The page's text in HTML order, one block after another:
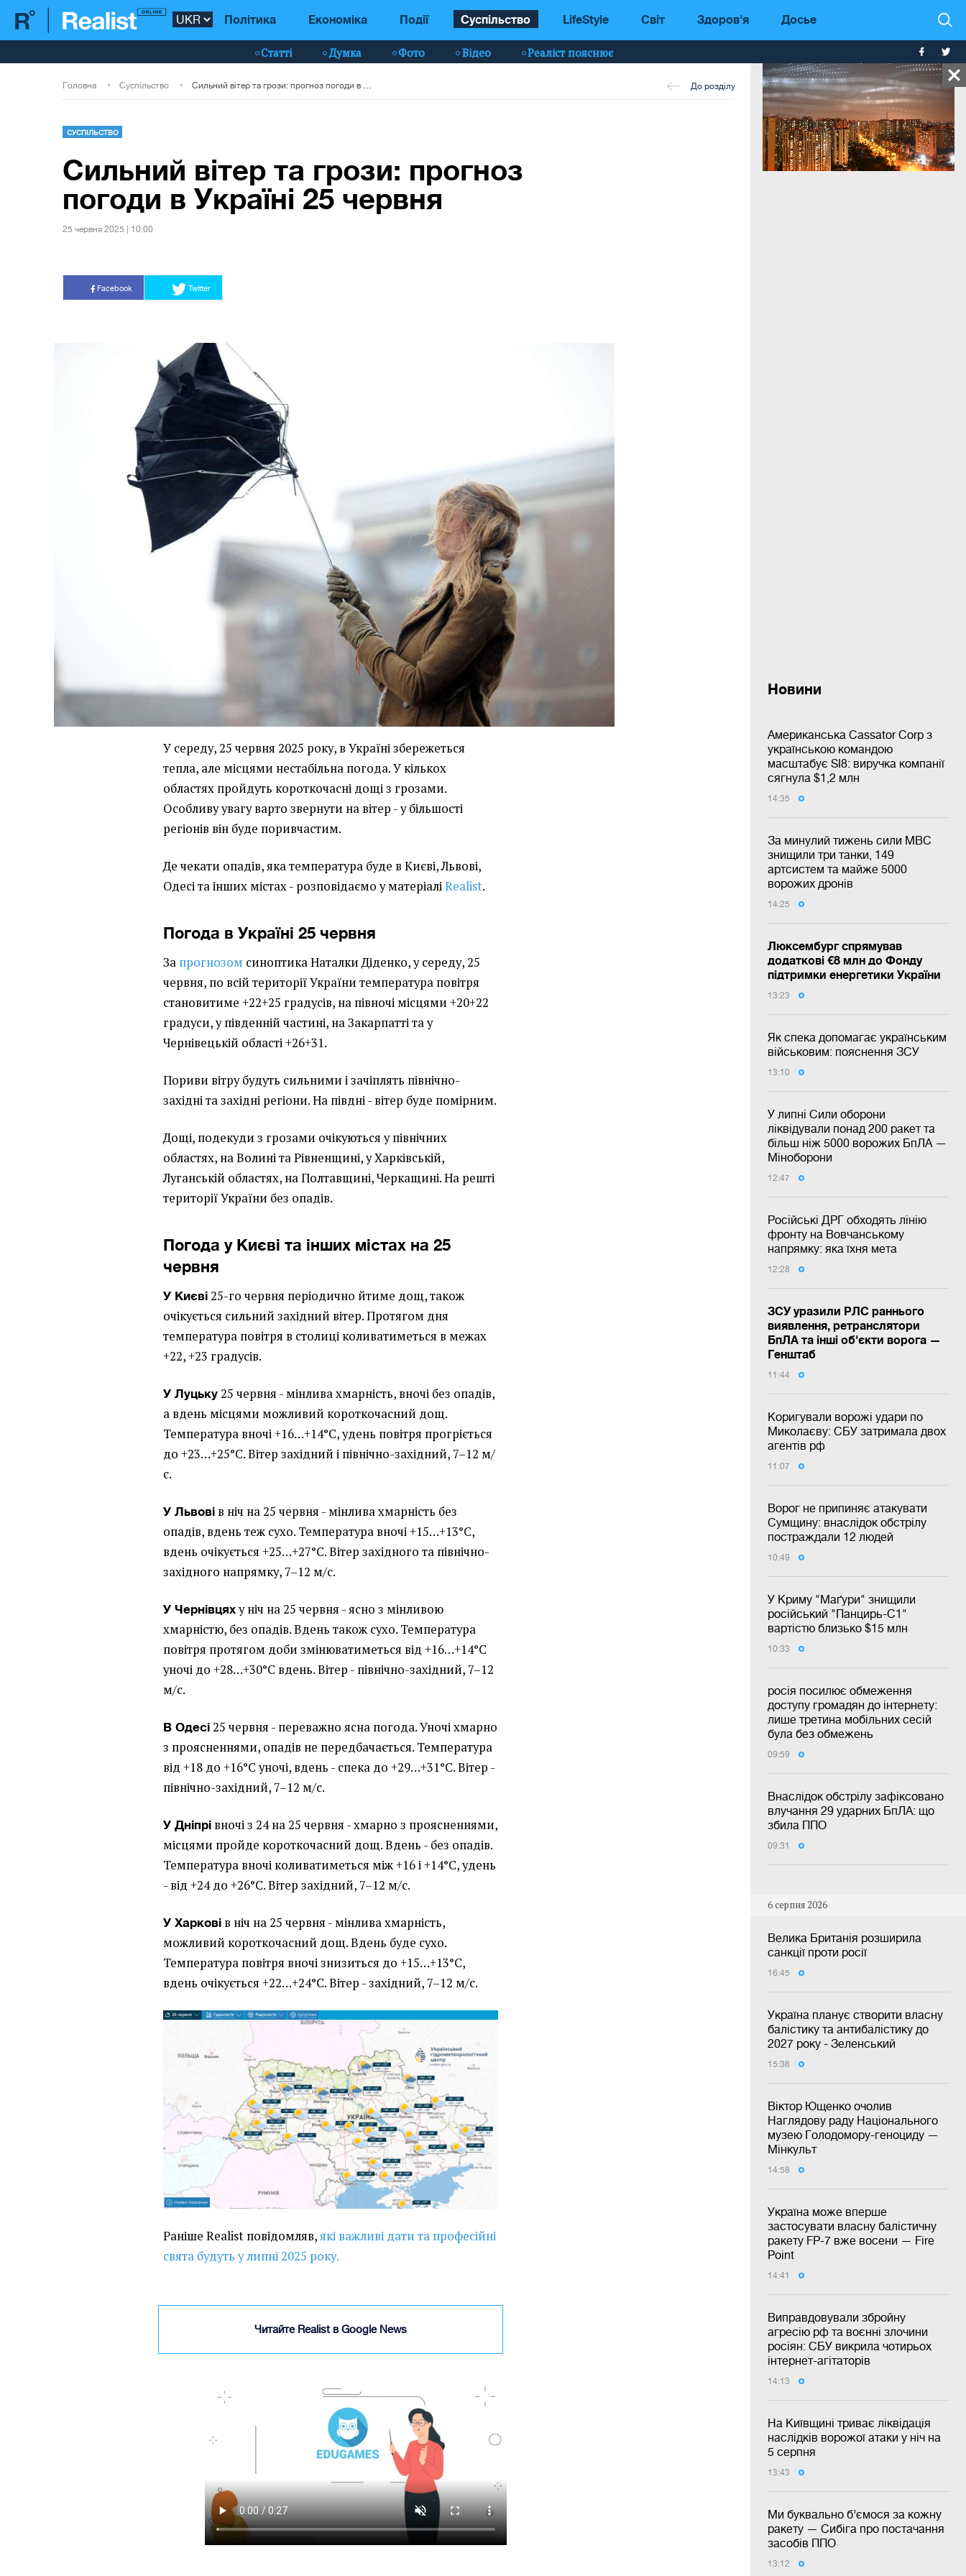
Політика Економіка Події Суспільство LifeStyle Світ Здоров'я Досье
Статті Думка Фото Відео Реаліст пояснює
Новини
Американська Cassator Corp з
українською командою
масштабує SI8: виручка компанії
сягнула $1,2 млн
14:35
За минулий тижень сили МВС
знищили три танки, 149
артсистем та майже 5000
ворожих дронів
14:25
Люксембург спрямував
додаткові €8 млн до Фонду
підтримки енергетики України
13:23
Як спека допомагає українським
військовим: пояснення ЗСУ
13:10
У липні Сили оборони
ліквідували понад 200 ракет та
більш ніж 5000 ворожих БпЛА —
Міноборони
12:47
Російські ДРГ обходять лінію
фронту на Вовчанському
напрямку: яка їхня мета
12:28
ЗСУ уразили РЛС раннього
виявлення, ретранслятори
БпЛА та інші об'єкти ворога —
Генштаб
11:44
Коригували ворожі удари по
Миколаєву: СБУ затримала двох
агентів рф
11:07
Ворог не припиняє атакувати
Сумщину: внаслідок обстрілу
постраждали 12 людей
10:49
У Криму "Маґури" знищили
російський "Панцирь-С1"
вартістю близько $15 млн
10:33
росія посилює обмеження
доступу громадян до інтернету:
лише третина мобільних сесій
була без обмежень
09:59
Внаслідок обстрілу зафіксовано
влучання 29 ударних БпЛА: що
збила ППО
09:31
6 серпня 2026
Велика Британія розширила
санкції проти росії
16:45
Україна планує створити власну
балістику та антибалістику до
2027 року - Зеленський
15:38
Віктор Ющенко очолив
Наглядову раду Національного
музею Голодомору-геноциду —
Мінкульт
14:58
Україна може вперше
застосувати власну балістичну
ракету FP-7 вже восени — Fire
Point
14:41
Виправдовували збройну
агресію рф та воєнні злочини
росіян: СБУ викрила чотирьох
інтернет-агітаторів
14:13
На Київщині триває ліквідація
наслідків ворожої атаки у ніч на
5 серпня
13:43
Ми буквально б’ємося за кожну
ракету — Сибіга про постачання
засобів ППО
13:12
Головна Суспільство До розділу
СУСПІЛЬСТВО
Сильний вітер та грози: прогноз
погоди в Україні 25 червня
25 червня 2025 | 10:00
Facebook Twitter
У середу, 25 червня 2025 року, в Україні збережеться
тепла, але місцями нестабільна погода. У кількох
областях пройдуть короткочасні дощі з грозами.
Особливу увагу варто звернути на вітер - у більшості
регіонів він буде поривчастим.
Де чекати опадів, яка температура буде в Києві, Львові,
Одесі та інших містах - розповідаємо у матеріаліRealist.
Погода в Україні 25 червня
За прогнозом синоптика Наталки Діденко, у середу, 25
червня, по всій території України температура повітря
становитиме +22+25 градусів, на півночі місцями +20+22
градуси, у південній частині, на Закарпатті та у
Чернівецькій області +26+31.
Пориви вітру будуть сильними і зачіплять північно-
західні та західні регіони. На півдні - вітер буде помірним.
Дощі, подекуди з грозами очікуються у північних
областях, на Волині та Рівненщині, у Харківській,
Луганській областях, на Полтавщині, Черкащині. На решті
території України без опадів.
Погода у Києві та інших містах на 25
червня
У Києві 25-го червня періодично йтиме дощ, також
очікується сильний західний вітер. Протягом дня
температура повітря в столиці коливатиметься в межах
+22, +23 градусів.
У Луцьку 25 червня - мінлива хмарність, вночі без опадів,
а вдень місцями можливий короткочасний дощ.
Температура вночі +16…+14°C, удень повітря прогріється
до +23…+25°C. Вітер західний і північно-західний, 7–12 м/
с.
У Львові в ніч на 25 червня - мінлива хмарність без
опадів, вдень теж сухо. Температура вночі +15…+13°C,
вдень очікується +25…+27°C. Вітер західного та північно-
західного напрямку, 7–12 м/с.
У Чернівцяху ніч на 25 червня - ясно з мінливою
хмарністю, без опадів. Вдень також сухо. Температура
повітря протягом доби змінюватиметься від +16…+14°C
уночі до +28…+30°C вдень. Вітер - північно-західний, 7–12
м/с.
В Одесі 25 червня - переважно ясна погода. Уночі хмарно
з проясненнями, опадів не передбачається. Температура
від +18 до +16°C уночі, вдень - спека до +29…+31°C. Вітер -
північно-західний, 7–12 м/с.
У Дніпрі вночі з 24 на 25 червня - хмарно з проясненнями,
місцями пройде короткочасний дощ. Вдень - без опадів.
Температура вночі коливатиметься між +16 і +14°C, удень
- від +24 до +26°C. Вітер західний, 7–12 м/с.
У Харкові в ніч на 25 червня - мінлива хмарність,
можливий короткочасний дощ. Вдень буде сухо.
Температура повітря вночі знизиться до +15…+13°C,
вдень очікується +22…+24°C. Вітер - західний, 7–12 м/с.
Раніше Realist повідомляв,які важливі дати та професійні
свята будуть у липні 2025 року.
Читайте Realist в Google News